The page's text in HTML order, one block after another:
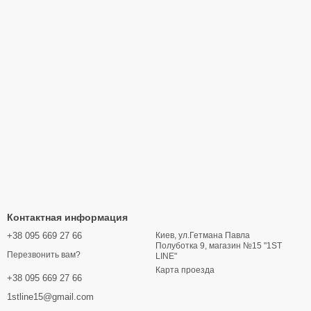
Контактная информация
+38 095 669 27 66
Перезвонить вам?
+38 095 669 27 66
1stline15@gmail.com
Киев, ул.Гетмана Павла
Полуботка 9, магазин №15 "1ST
LINE"
Карта проезда